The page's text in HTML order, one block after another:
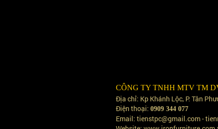
CÔNG TY TNHH MTV TM
Địa chỉ: Kp Khánh Lộc, P. Tân
Điện thoại: 0909 344 077
Email: tienstpc@gmail.com -